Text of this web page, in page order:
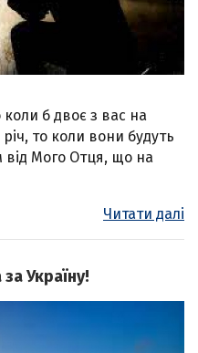
б двоє з вас на
то коли вони будуть
від Мого Отця, що на
Читати далі
Україну!